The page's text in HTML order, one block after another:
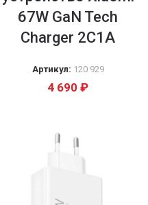
67W GaN Tech
Charger 2C1A
Артикул: 120 929
4 690 ₽